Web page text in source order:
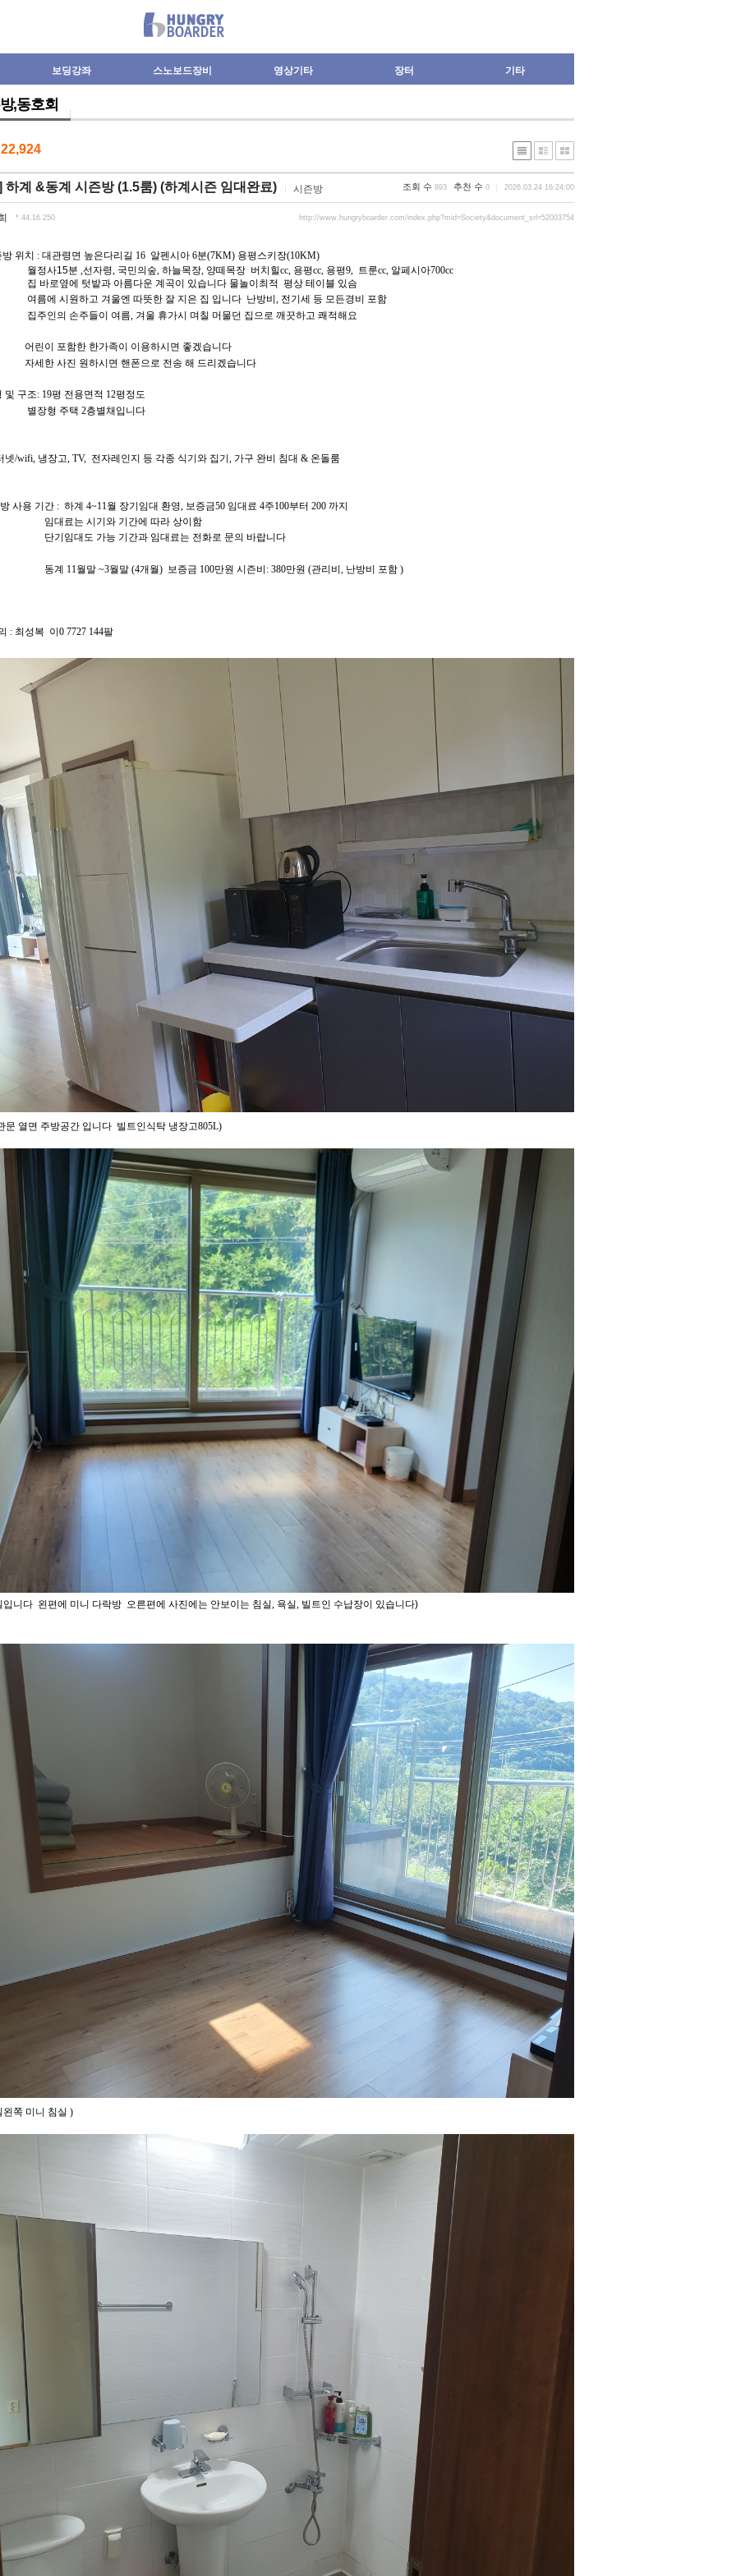
보딩강좌 스노보드장비 영상기타 장터 기타
,동호회
22,924
하계 &동계 시즌방 (1.5룸) (하계시즌 임대완료) 시즌방 조회 수 893 추천 수 0 2026.03.24 16:24:00
*.44.16.250 http://www.hungryboarder.com/index.php?mid=Society&document_srl=52003754
위치 : 대관령면 높은다리길 16 알펜시아 6분(7KM) 용평스키장(10KM)
월정사15분 ,선자령, 국민의숲, 하늘목장, 양떼목장 버치힐cc, 용평cc, 용평9, 트룬cc, 알페시아700cc
집 바로옆에 텃밭과 아름다운 계곡이 있습니다 물놀이최적 평상 테이블 있슴
여름에 시원하고 겨울엔 따뜻한 잘 지은 집 입니다 난방비 , 전기세 등 모든경비 포함
집주인의 손주들이 여름 겨울 휴가시 며칠 머물던 집으로 깨끗하고 쾌적해요
어린이 포함한 한가족이 이용하시면 좋겠습니다
자세한 사진 원하시면 핸폰으로 전송 해 드리겠습니다
및 구조: 19평 전용면적 12평정도
별장형 주택 2층별채입니다
넷/wifi, 냉장고 , TV, 전자레인지 등 각종 식기와 집기, 가구 완비 침대 & 온돌룸
사용 기간 : 하계 4~11 월 장기임대 환영 , 보증금50 임대료 4주100부터 200 까지
는 시기와 기간에 따라 상이함
단기임대도 가능 기간과 임대료는 전화로 문의 바랍니다
동계 11월말 ~3월말 (4개월) 보증금 100만원 시즌비 : 380만원 (관리비 , 난방비 포함 )
: 최성복 이0 7727 144팔
문 열면 주방공간 입니다 빌트인식탁 냉장고805L)
입니다 왼편에 미니 다락방 오른편에 사진에는 안보이는 침실, 욕실, 빌트인 수납장이 있습니다)
왼쪽 미니 침실 )